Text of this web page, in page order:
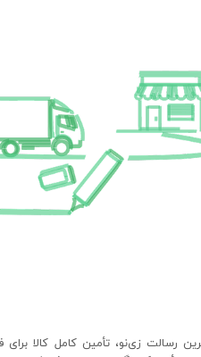
رسالت زی‌نو، تأمین کامل کالا